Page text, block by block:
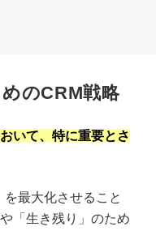
のCRM戦略
いて、特に重要とさ
最大化させること
「生き残り」のため